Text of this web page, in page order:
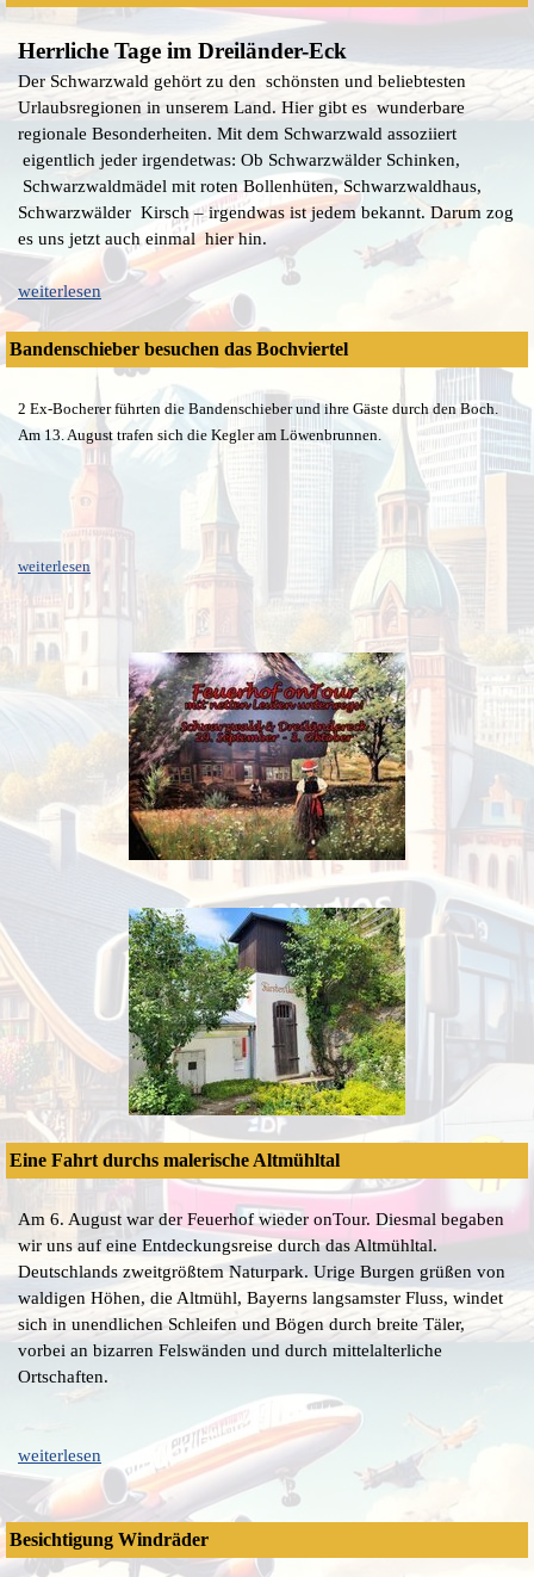
Herrliche Tage im Dreiländer-Eck
Der Schwarzwald gehört zu den schönsten und beliebtesten
Urlaubsregionen in unserem Land. Hier gibt es wunderbare
regionale Besonderheiten. Mit dem Schwarzwald assoziiert
eigentlich jeder irgendetwas: Ob Schwarzwälder Schinken,
Schwarzwaldmädel mit roten Bollenhüten, Schwarzwaldhaus,
Schwarzwälder Kirsch – irgendwas ist jedem bekannt. Darum zog
es uns jetzt auch einmal hier hin.
weiterlesen
Bandenschieber besuchen das Bochviertel
2 Ex-Bocherer führten die Bandenschieber und ihre Gäste durch den Boch.
Am 13. August trafen sich die Kegler am Löwenbrunnen.
weiterlesen
Eine Fahrt durchs malerische Altmühltal
Am 6. August war der Feuerhof wieder onTour. Diesmal begaben
wir uns auf eine Entdeckungsreise durch das Altmühltal.
Deutschlands zweitgrößtem Naturpark. Urige Burgen grüßen von
waldigen Höhen, die Altmühl, Bayerns langsamster Fluss, windet
sich in unendlichen Schleifen und Bögen durch breite Täler,
vorbei an bizarren Felswänden und durch mittelalterliche
Ortschaften.
weiterlesen
Besichtigung Windräder